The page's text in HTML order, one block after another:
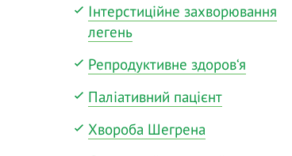
Інтерстиційне захворювання
легень
Репродуктивне здоров‘я
Паліативний пацієнт
Хвороба Шегрена